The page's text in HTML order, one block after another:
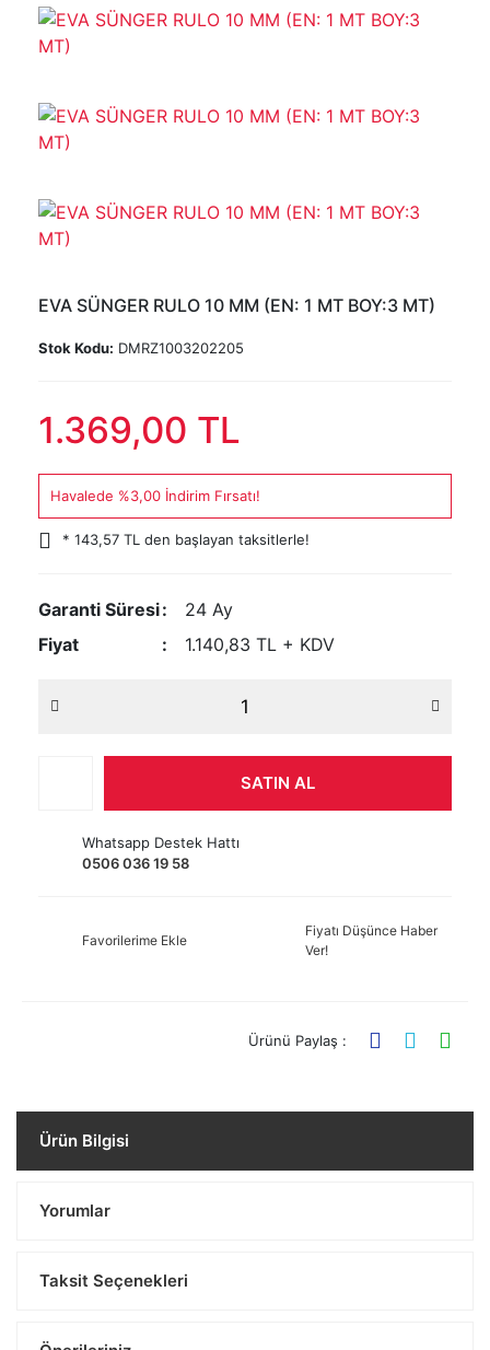
EVA SÜNGER RULO 10 MM (EN: 1 MT BOY:3 MT)
Stok Kodu: DMRZ1003202205
1.369,00 TL
Havalede %3,00 İndirim Fırsatı!
* 143,57 TL den başlayan taksitlerle!
Garanti Süresi
24 Ay
Fiyat
1.140,83 TL + KDV
SATIN AL
Whatsapp Destek Hattı
0506 036 19 58
Favorilerime Ekle
Fiyatı Düşünce Haber
Ver!
Ürünü Paylaş :
Ürün Bilgisi
Yorumlar
Taksit Seçenekleri